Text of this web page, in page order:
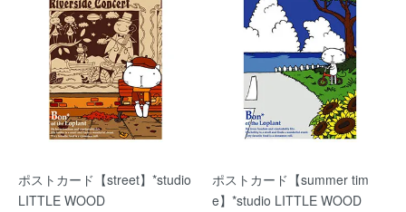
ポストカード【street】*studio
LITTLE WOOD
ポストカード【summer tim
e】*studio LITTLE WOOD